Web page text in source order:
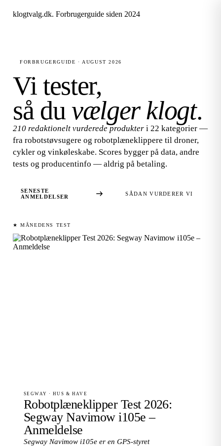
klogtvalg.dk. Forbrugerguide siden 2024
FORBRUGERGUIDE · AUGUST 2026
Vi tester,
så du vælger klogt.
210 redaktionelt vurderede produkter i 22 kategorier —
fra robotstøvsugere og robotplæneklippere til droner,
cykler og vinkøleskabe. Scores bygger på data, andre
tests og producentinfo — aldrig på betaling.
SENESTE
ANMELDELSER
SÅDAN VURDERER VI
★ MÅNEDENS TEST
SEGWAY · HUS & HAVE
Robotplæneklipper Test 2026:
Segway Navimow i105e –
Anmeldelse
Segway Navimow i105e er en GPS-styret